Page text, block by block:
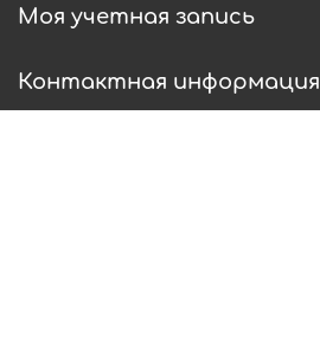
Моя учетная запись
Контактная информация